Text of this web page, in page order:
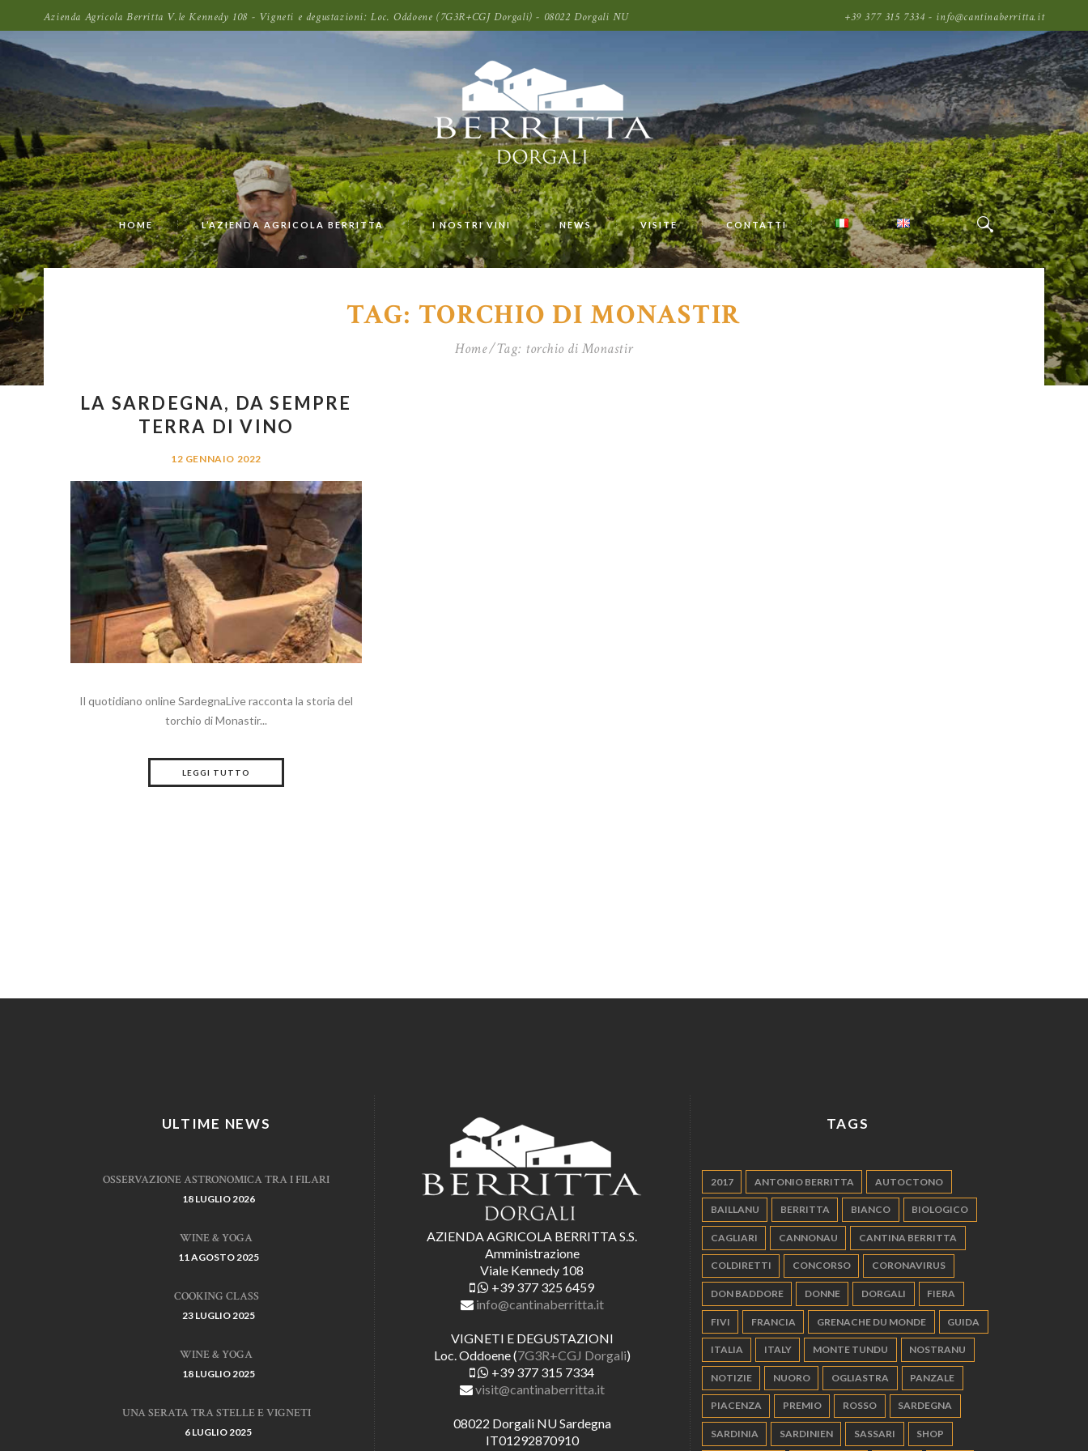
Azienda Agricola Berritta V.le Kennedy 108 - Vigneti e degustazioni: Loc. Oddoene (7G3R+CGJ Dorgali) - 08022 Dorgali NU +39 377 315 7334 - info@cantinaberritta.it
HOME L’AZIENDA AGRICOLA BERRITTA I NOSTRI VINI NEWS VISITE CONTATTI
TAG: TORCHIO DI MONASTIR
Home Tag: torchio di Monastir
LA SARDEGNA, DA SEMPRE
TERRA DI VINO
12 GENNAIO 2022
Il quotidiano online SardegnaLive racconta la storia del
torchio di Monastir...
LEGGI TUTTO
ULTIME NEWS
OSSERVAZIONE ASTRONOMICA TRA I FILARI
18 LUGLIO 2026
WINE & YOGA
11 AGOSTO 2025
COOKING CLASS
23 LUGLIO 2025
WINE & YOGA
18 LUGLIO 2025
UNA SERATA TRA STELLE E VIGNETI
6 LUGLIO 2025
AZIENDA AGRICOLA BERRITTA S.S.
Amministrazione
Viale Kennedy 108
+39 377 325 6459
info@cantinaberritta.it
VIGNETI E DEGUSTAZIONI
Loc. Oddoene (7G3R+CGJ Dorgali)
+39 377 315 7334
visit@cantinaberritta.it
08022 Dorgali NU Sardegna
IT01292870910
TAGS
2017 ANTONIO BERRITTA AUTOCTONO
BAILLANU BERRITTA BIANCO BIOLOGICO
CAGLIARI CANNONAU CANTINA BERRITTA
COLDIRETTI CONCORSO CORONAVIRUS
DON BADDORE DONNE DORGALI FIERA
FIVI FRANCIA GRENACHE DU MONDE GUIDA
ITALIA ITALY MONTE TUNDU NOSTRANU
NOTIZIE NUORO OGLIASTRA PANZALE
PIACENZA PREMIO ROSSO SARDEGNA
SARDINIA SARDINIEN SASSARI SHOP